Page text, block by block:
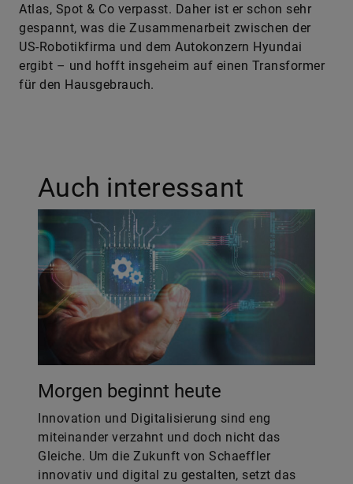
Atlas, Spot & Co verpasst. Daher ist er schon sehr
gespannt, was die Zusammenarbeit zwischen der
US-Robotikfirma und dem Autokonzern Hyundai
ergibt – und hofft insgeheim auf einen Transformer
für den Hausgebrauch.
Auch interessant
Morgen beginnt heute
Innovation und Digitalisierung sind eng
miteinander verzahnt und doch nicht das
Gleiche. Um die Zukunft von Schaeffler
innovativ und digital zu gestalten, setzt das